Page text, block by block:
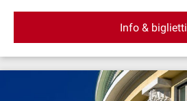
Info & biglietti